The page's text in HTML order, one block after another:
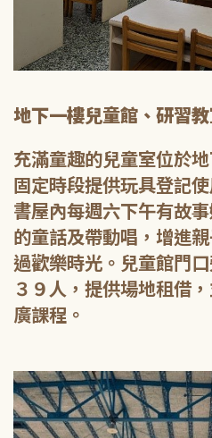
地下一樓兒童館、研習
充滿童趣的兒童室位於
固定時段提供玩具登記
書屋內每週六下午有故
的童話及帶動唱，增進
過歡樂時光。兒童館門
３９人，提供場地租借
廣課程。